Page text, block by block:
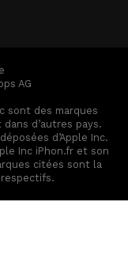
AG
sont des marques
d’autres pays.
d’Apple Inc.
Inc iPhon.fr et son
citées sont la